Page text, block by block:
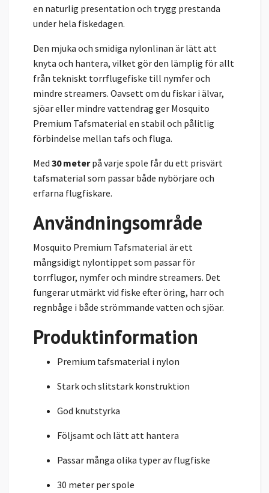
en naturlig presentation och trygg prestanda
under hela fiskedagen.
Den mjuka och smidiga nylonlinan är lätt att
knyta och hantera, vilket gör den lämplig för allt
från tekniskt torrflugefiske till nymfer och
mindre streamers. Oavsett om du fiskar i älvar,
sjöar eller mindre vattendrag ger Mosquito
Premium Tafsmaterial en stabil och pålitlig
förbindelse mellan tafs och fluga.
Med 30 meterpå varje spole får du ett prisvärt
tafsmaterial som passar både nybörjare och
erfarna flugfiskare.
Användningsområde
Mosquito Premium Tafsmaterial är ett
mångsidigt nylontippet som passar för
torrflugor, nymfer och mindre streamers. Det
fungerar utmärkt vid fiske efter öring, harr och
regnbåge i både strömmande vatten och sjöar.
Produktinformation
Premium tafsmaterial i nylon
Stark och slitstark konstruktion
God knutstyrka
Följsamt och lätt att hantera
Passar många olika typer av flugfiske
30 meter per spole